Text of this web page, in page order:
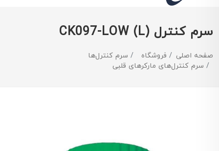
سرم کنترل CK097-LOW (L)
صفحه اصلی فروشگاه
سرم کنترل‌ها
سرم کنترل‌های مارکرهای قلبی